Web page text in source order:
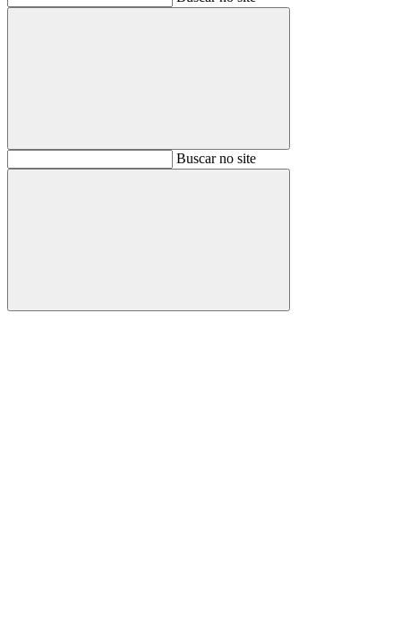
BuscarBuscar no site
Buscar